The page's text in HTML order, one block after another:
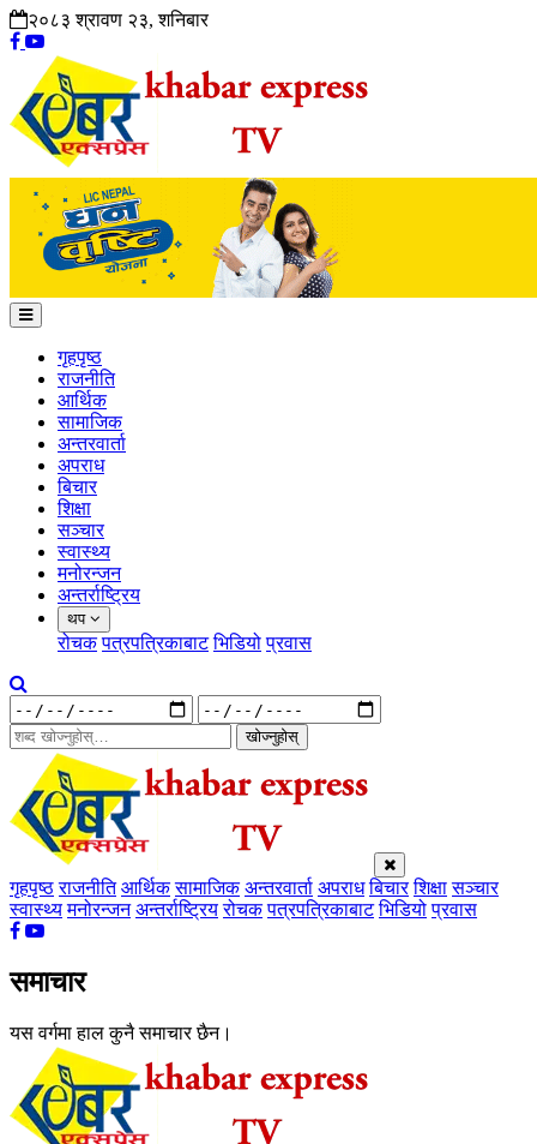
२०८३ श्रावण २३, शनिबार
गृहपृष्ठ
राजनीति
आर्थिक
सामाजिक
अन्तरवार्ता
अपराध
बिचार
शिक्षा
सञ्चार
स्वास्थ्य
मनोरन्जन
अन्तर्राष्ट्रिय
थप
रोचक पत्रपत्रिकाबाट भिडियो प्रवास
खोज्नुहोस्
गृहपृष्ठ राजनीति आर्थिक सामाजिक अन्तरवार्ता अपराध बिचार शिक्षा सञ्चार
स्वास्थ्य मनोरन्जन अन्तर्राष्ट्रिय रोचक पत्रपत्रिकाबाट भिडियो प्रवास
समाचार
यस वर्गमा हाल कुनै समाचार छैन।